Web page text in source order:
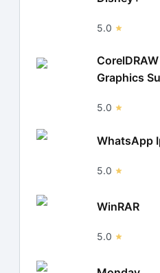
5.0
CorelDRAW
Graphics
5.0
WhatsApp
5.0
WinRAR
5.0